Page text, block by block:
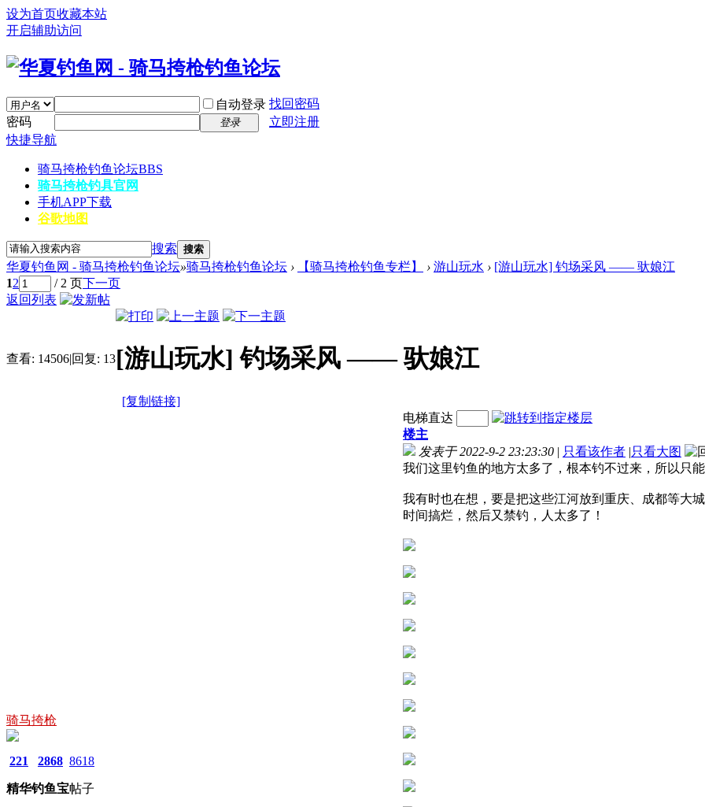
设为首页收藏本站
开启辅助访问
自动登录 找回密码
密码
登录
立即注册
快捷导航
骑马挎枪钓鱼论坛BBS
骑马挎枪钓具官网
手机APP下载
谷歌地图
搜索 搜索
华夏钓鱼网 - 骑马挎枪钓鱼论坛»骑马挎枪钓鱼论坛 › 【骑马挎枪钓鱼专栏】 › 游山玩水 › [游山玩水] 钓场采风 —— 驮娘江
12 / 2 页下一页
返回列表
查看: 14506|回复: 13[游山玩水] 钓场采风 —— 驮娘江
[复制链接]
骑马挎枪
221
精华
2868
钓鱼宝
8618
帖子
电梯直达
楼主
发表于 2022-9-2 23:23:30 | 只看该作者 |只看大图
我们这里钓鱼的地方太多了，根本钓不过来，所以只
我有时也在想，要是把这些江河放到重庆、成都等大
时间搞烂，然后又禁钓，人太多了！